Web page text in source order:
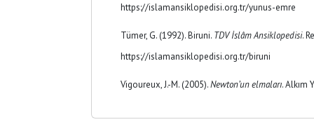
https://islamansiklopedisi.org.tr/yunus-emre
Tümer, G. (1992). Biruni. TDV İslâm Ansiklopedisi.
https://islamansiklopedisi.org.tr/biruni
Vigoureux, J.-M. (2005).Newton’un elmaları. Alkım